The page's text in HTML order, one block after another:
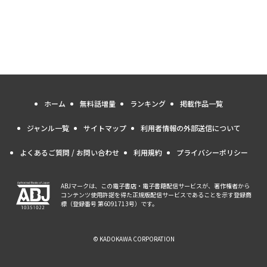
ホーム 無料話増量 ランキング 掲載作品一覧
ジャンル一覧 サイトマップ 利用者情報の外部送信について
よくあるご質問 / お問い合わせ 利用規約 プライバシーポリシー
ABJマークは、この電子書店・電子書籍配信サービスが、著作権者から
コンテンツ使用許諾を得た正規版配信サービスであることを示す登録商
標（登録番号 第6091713号）です。
© KADOKAWA CORPORATION